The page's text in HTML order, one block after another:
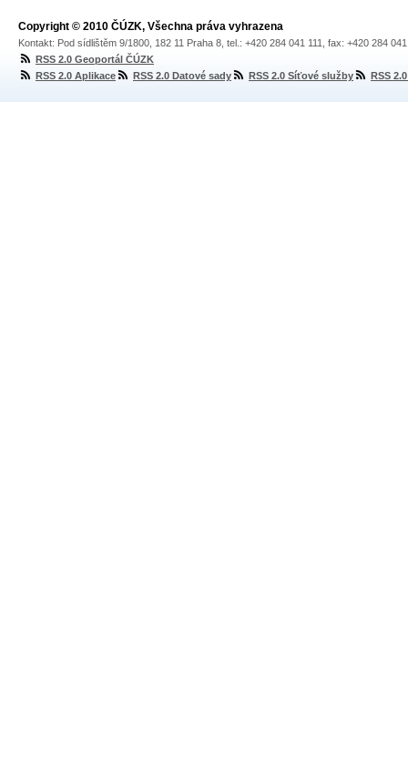
Copyright © 2010 ČÚZK, Všechna práva vyhrazena
Kontakt: Pod sídlištěm 9/1800, 182 11 Praha 8, tel.: +420 284 041 111, fax: +420 284
RSS 2.0 Geoportál ČÚZK
RSS 2.0 Aplikace
RSS 2.0 Datové sady RSS 2.0 Síťové služby RSS